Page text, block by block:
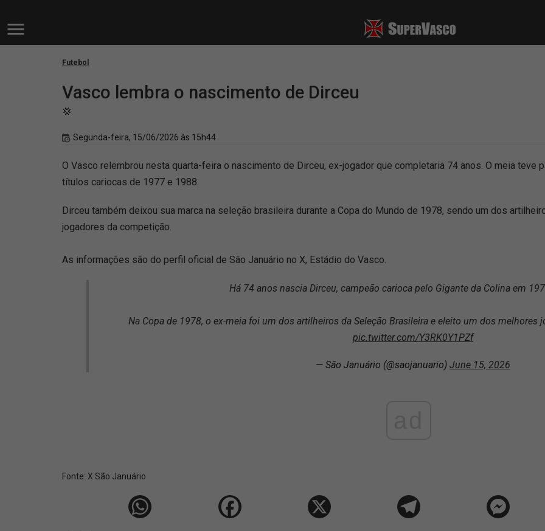
Futebol
Vasco lembra o nascimento de Dirceu
💢
Segunda-feira, 15/06/2026 às 15h44
O Vasco relembrou nesta quarta-feira o nascimento de Dirceu, ex-jogador que completaria 74 anos. O meia teve
títulos cariocas de 1977 e 1988.
Dirceu também deixou sua marca na seleção brasileira durante a Copa do Mundo de 1978, sendo um dos
jogadores da competição.
As informações são do perfil oficial de São Januário no X, Estádio do Vasco.
Há 74 anos nascia Dirceu, campeão carioca pelo Gigante da Colina em
Na Copa de 1978, o ex-meia foi um dos artilheiros da Seleção Brasileira e eleito um dos melhores
pic.twitter.com/Y3RK0Y1PZf
— São Januário (@saojanuario) June 15, 2026
Fonte: X São Januário